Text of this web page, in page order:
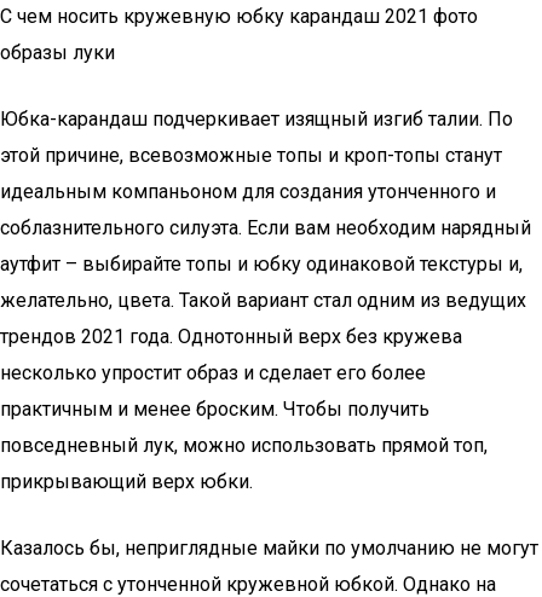
С чем носить кружевную юбку карандаш 2021 фото
образы луки
Юбка-карандаш подчеркивает изящный изгиб талии. По
этой причине, всевозможные топы и кроп-топы станут
идеальным компаньоном для создания утонченного и
соблазнительного силуэта. Если вам необходим нарядный
аутфит – выбирайте топы и юбку одинаковой текстуры и,
желательно, цвета. Такой вариант стал одним из ведущих
трендов 2021 года. Однотонный верх без кружева
несколько упростит образ и сделает его более
практичным и менее броским. Чтобы получить
повседневный лук, можно использовать прямой топ,
прикрывающий верх юбки.
Казалось бы, неприглядные майки по умолчанию не могут
сочетаться с утонченной кружевной юбкой. Однако на